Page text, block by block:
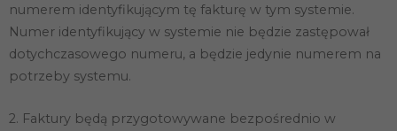
numerem identyfikującym tę fakturę w tym systemie.
Numer identyfikujący w systemie nie będzie zastępował
dotychczasowego numeru, a będzie jedynie numerem na
potrzeby systemu.
2. Faktury będą przygotowywane bezpośrednio w